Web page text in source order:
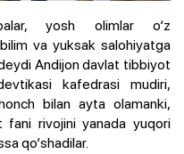
yosh olimlar o‘z
va yuksak salohiyatga
Andijon davlat tibbiyot
kafedrasi mudiri,
bilan ayta olamanki,
rivojini yanada yuqori
qo‘shadilar.